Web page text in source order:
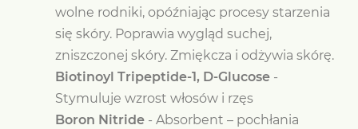
wolne rodniki, opóźniając procesy starzenia
się skóry. Poprawia wygląd suchej,
zniszczonej skóry. Zmiękcza i odżywia skórę.
Biotinoyl Tripeptide-1, D-Glucose -
Stymuluje wzrost włosów i rzęs
Boron Nitride - Absorbent – pochłania